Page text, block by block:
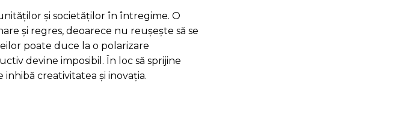
și societăților în întregime. O
și regres, deoarece nu reușește să se
poate duce la o polarizare
devine imposibil. În loc să sprijine
creativitatea și inovația.